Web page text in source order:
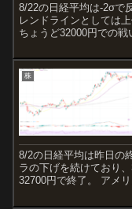
8/22の日経平均は-2σで
レンドラインとしては
ちょうど32000円での戦
株
8/2の日経平均は昨日の
ラの下げを続けており
32700円で終了。 アメ